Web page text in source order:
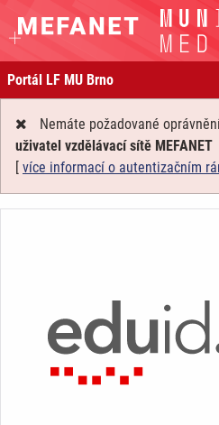
Portál LF MU Brno
Nemáte požadované
uživatel vzdělávací sítě MEFANET
[ více informací o autentizačním